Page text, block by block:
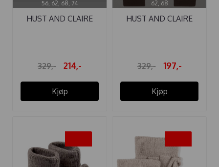
56, 62, 68, 74
HUST AND CLAIRE
329,- 214,-
Kjøp
62, 68
HUST AND CLAIRE
329,- 197,-
Kjøp